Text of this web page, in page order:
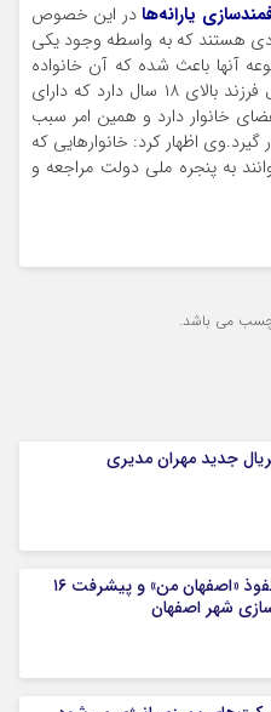
یارانه‌هادر این خصوص
هستند که به واسطه وجود یکی
آنها باعث شده که آن خانواده
جز دهک دهم باشند؛ به عنوان مثال فرزند بالای ۱۸ سال دارد که دارای
خانوار دارد و همین امر سبب
اظهار کرد: خانوارهایی که
به پنجره ملی دولت مراجعه و
می باشد.
جدید مهران مدیری
رشد ۴۶ درصدی نفوذ «اصفهان من» و پیشرفت ۱۶
شهر اصفهان